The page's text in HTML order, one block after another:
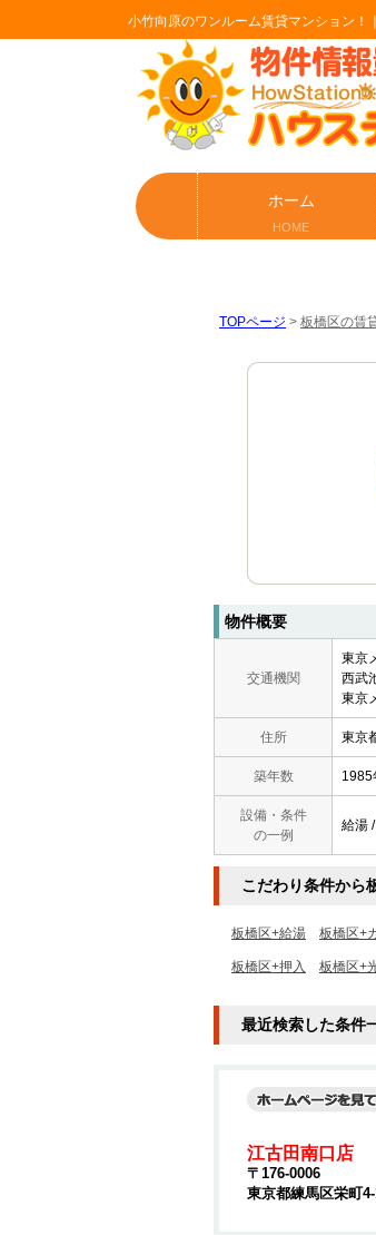
小竹向原のワンルーム賃貸マンション！
ホーム
HOME
TOPページ > 板橋区の賃
物件概要
交通機関
東京
西武
東京
住所 東京
築年数 1985
設備・条件
の一例
給湯
こだわり条件から
板橋区+給湯 板橋区+
板橋区+押入 板橋区+
最近検索した条件
江古田南口店
〒176-0006
東京都練馬区栄町